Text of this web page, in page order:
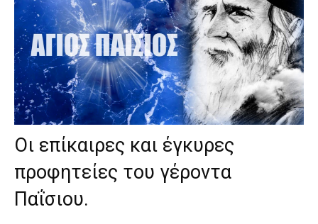
Οι επίκαιρες και έγκυρες
προφητείες του γέροντα
Παΐσιου.